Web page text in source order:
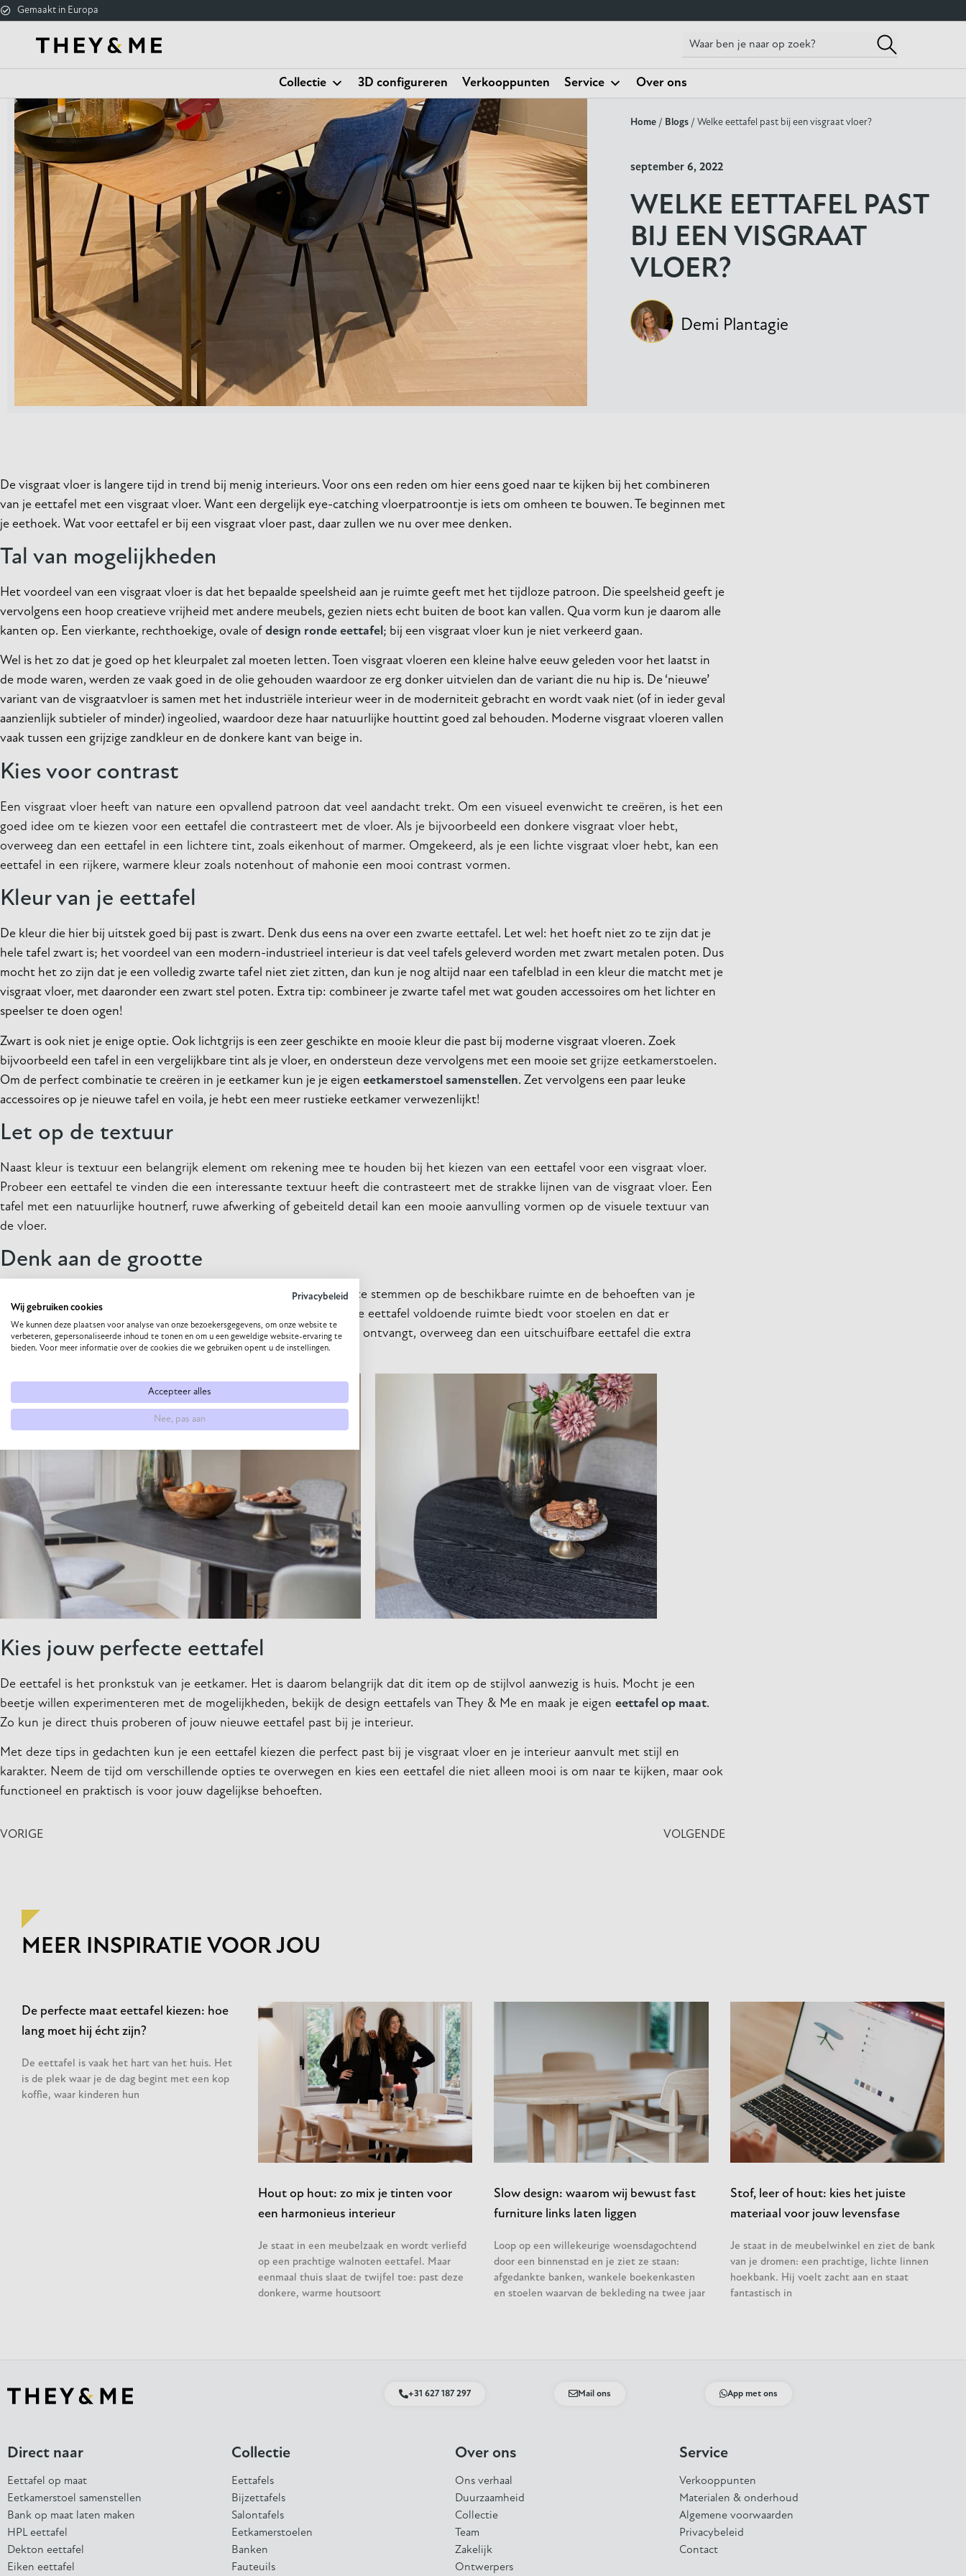
Gemaakt in Europa
Collectie 3D configureren Verkooppunten Service Over ons
Home / Blogs / Welke eettafel past bij een visgraat vloer?
september 6, 2022
WELKE EETTAFEL PAST
BIJ EEN VISGRAAT
VLOER?
Demi Plantagie
De visgraat vloer is langere tijd in trend bij menig interieurs. Voor ons een reden om hier eens goed naar te kijken bij het combineren
van je eettafel met een visgraat vloer. Want een dergelijk eye-catching vloerpatroontje is iets om omheen te bouwen. Te beginnen met
je eethoek. Wat voor eettafel er bij een visgraat vloer past, daar zullen we nu over mee denken.
Tal van mogelijkheden
Het voordeel van een visgraat vloer is dat het bepaalde speelsheid aan je ruimte geeft met het tijdloze patroon. Die speelsheid geeft je
vervolgens een hoop creatieve vrijheid met andere meubels, gezien niets echt buiten de boot kan vallen. Qua vorm kun je daarom alle
kanten op. Een vierkante, rechthoekige, ovale of design ronde eettafel; bij een visgraat vloer kun je niet verkeerd gaan.
Wel is het zo dat je goed op het kleurpalet zal moeten letten. Toen visgraat vloeren een kleine halve eeuw geleden voor het laatst in
de mode waren, werden ze vaak goed in de olie gehouden waardoor ze erg donker uitvielen dan de variant die nu hip is. De ‘nieuwe’
variant van de visgraatvloer is samen met het industriële interieur weer in de moderniteit gebracht en wordt vaak niet (of in ieder geval
aanzienlijk subtieler of minder) ingeolied, waardoor deze haar natuurlijke houttint goed zal behouden. Moderne visgraat vloeren vallen
vaak tussen een grijzige zandkleur en de donkere kant van beige in.
Kies voor contrast
Een visgraat vloer heeft van nature een opvallend patroon dat veel aandacht trekt. Om een visueel evenwicht te creëren, is het een
goed idee om te kiezen voor een eettafel die contrasteert met de vloer. Als je bijvoorbeeld een donkere visgraat vloer hebt,
overweeg dan een eettafel in een lichtere tint, zoals eikenhout of marmer. Omgekeerd, als je een lichte visgraat vloer hebt, kan een
eettafel in een rijkere, warmere kleur zoals notenhout of mahonie een mooi contrast vormen.
Kleur van je eettafel
De kleur die hier bij uitstek goed bij past is zwart. Denk dus eens na over een zwarte eettafel. Let wel: het hoeft niet zo te zijn dat je
hele tafel zwart is; het voordeel van een modern-industrieel interieur is dat veel tafels geleverd worden met zwart metalen poten. Dus
mocht het zo zijn dat je een volledig zwarte tafel niet ziet zitten, dan kun je nog altijd naar een tafelblad in een kleur die matcht met je
visgraat vloer, met daaronder een zwart stel poten. Extra tip: combineer je zwarte tafel met wat gouden accessoires om het lichter en
speelser te doen ogen!
Zwart is ook niet je enige optie. Ook lichtgrijs is een zeer geschikte en mooie kleur die past bij moderne visgraat vloeren. Zoek
bijvoorbeeld een tafel in een vergelijkbare tint als je vloer, en ondersteun deze vervolgens met een mooie set grijze eetkamerstoelen.
Om de perfect combinatie te creëren in je eetkamer kun je je eigen eetkamerstoel samenstellen. Zet vervolgens een paar leuke
accessoires op je nieuwe tafel en voila, je hebt een meer rustieke eetkamer verwezenlijkt!
Let op de textuur
Naast kleur is textuur een belangrijk element om rekening mee te houden bij het kiezen van een eettafel voor een visgraat vloer.
Probeer een eettafel te vinden die een interessante textuur heeft die contrasteert met de strakke lijnen van de visgraat vloer. Een
tafel met een natuurlijke houtnerf, ruwe afwerking of gebeiteld detail kan een mooie aanvulling vormen op de visuele textuur van
de vloer.
Denk aan de grootte
Last but not least, vergeet niet om de grootte van de eettafel af te stemmen op de beschikbare ruimte en de behoeften van je
huishouden. Meet de ruimte nauwkeurig op en zorg ervoor dat de eettafel voldoende ruimte biedt voor stoelen en dat er
voldoende loopruimte is rondom de tafel. Als je regelmatig gasten ontvangt, overweeg dan een uitschuifbare eettafel die extra
zitplaatsen biedt wanneer dat nodig is.
Kies jouw perfecte eettafel
De eettafel is het pronkstuk van je eetkamer. Het is daarom belangrijk dat dit item op de stijlvol aanwezig is huis. Mocht je een
beetje willen experimenteren met de mogelijkheden, bekijk de design eettafels van They & Me en maak je eigen eettafel op maat.
Zo kun je direct thuis proberen of jouw nieuwe eettafel past bij je interieur.
Met deze tips in gedachten kun je een eettafel kiezen die perfect past bij je visgraat vloer en je interieur aanvult met stijl en
karakter. Neem de tijd om verschillende opties te overwegen en kies een eettafel die niet alleen mooi is om naar te kijken, maar ook
functioneel en praktisch is voor jouw dagelijkse behoeften.
VORIGE VOLGENDE
MEER INSPIRATIE VOOR JOU
De perfecte maat eettafel kiezen: hoe
lang moet hij écht zijn?
De eettafel is vaak het hart van het huis. Het
is de plek waar je de dag begint met een kop
koffie, waar kinderen hun
Hout op hout: zo mix je tinten voor
een harmonieus interieur
Je staat in een meubelzaak en wordt verliefd
op een prachtige walnoten eettafel. Maar
eenmaal thuis slaat de twijfel toe: past deze
donkere, warme houtsoort
Slow design: waarom wij bewust fast
furniture links laten liggen
Loop op een willekeurige woensdagochtend
door een binnenstad en je ziet ze staan:
afgedankte banken, wankele boekenkasten
en stoelen waarvan de bekleding na twee jaar
Stof, leer of hout: kies het juiste
materiaal voor jouw levensfase
Je staat in de meubelwinkel en ziet de bank
van je dromen: een prachtige, lichte linnen
hoekbank. Hij voelt zacht aan en staat
fantastisch in
+31 627 187 297 Mail ons App met ons
Direct naar
Eettafel op maat
Eetkamerstoel samenstellen
Bank op maat laten maken
HPL eettafel
Dekton eettafel
Eiken eettafel
Collectie
Eettafels
Bijzettafels
Salontafels
Eetkamerstoelen
Banken
Fauteuils
Over ons
Ons verhaal
Duurzaamheid
Collectie
Team
Zakelijk
Ontwerpers
Service
Verkooppunten
Materialen & onderhoud
Algemene voorwaarden
Privacybeleid
Contact
Privacybeleid
Wij gebruiken cookies
We kunnen deze plaatsen voor analyse van onze bezoekersgegevens, om onze website te
verbeteren, gepersonaliseerde inhoud te tonen en om u een geweldige website-ervaring te
bieden. Voor meer informatie over de cookies die we gebruiken opent u de instellingen.
Accepteer alles
Nee, pas aan